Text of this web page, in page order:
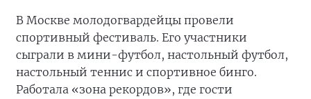
В Москве молодогвардейцы провели
спортивный фестиваль. Его участники
сыграли в мини-футбол, настольный футбол,
настольный теннис и спортивное бинго.
Работала «зона рекордов», где гости